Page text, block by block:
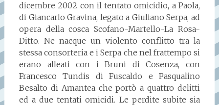
dicembre 2002 con il tentato omicidio, a Paola,
di Giancarlo Gravina, legato a Giuliano Serpa, ad
opera della cosca Scofano-Martello-La Rosa-
Ditto. Ne nacque un violento conflitto tra la
stessa consorteria e i Serpa che nel frattempo si
erano alleati con i Bruni di Cosenza, con
Francesco Tundis di Fuscaldo e Pasqualino
Besalto di Amantea che portò a quattro delitti
ed a due tentati omicidi. Le perdite subite sia